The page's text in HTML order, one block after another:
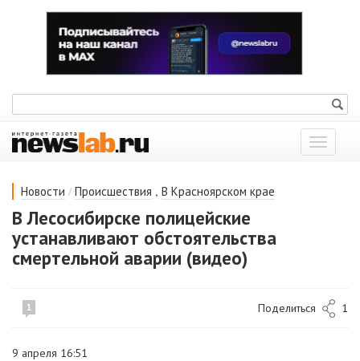
Показать
меню
Новости / Происшествия , В Красноярском крае
В Лесосибирске полицейские
устанавливают обстоятельства
смертельной аварии (видео)
1 Поделиться 1
9 апреля 16:51